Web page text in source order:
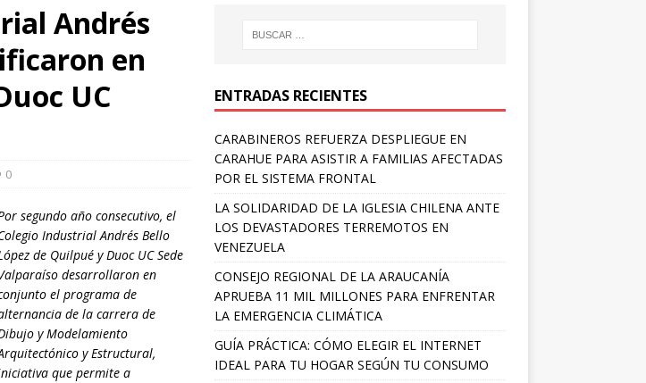
Andrés
en
UC
0
segundo año consecutivo, el
Industrial Andrés Bello
de Quilpué y Duoc UC Sede
desarrollaron en
el programa de
de la carrera de
y Modelamiento
y Estructural,
que permite a
ENTRADAS RECIENTES
CARABINEROS REFUERZA DESPLIEGUE EN
CARAHUE PARA ASISTIR A FAMILIAS AFECTADAS
POR EL SISTEMA FRONTAL
LA SOLIDARIDAD DE LA IGLESIA CHILENA ANTE
LOS DEVASTADORES TERREMOTOS EN
VENEZUELA
CONSEJO REGIONAL DE LA ARAUCANÍA
APRUEBA 11 MIL MILLONES PARA ENFRENTAR
LA EMERGENCIA CLIMÁTICA
GUÍA PRÁCTICA: CÓMO ELEGIR EL INTERNET
IDEAL PARA TU HOGAR SEGÚN TU CONSUMO